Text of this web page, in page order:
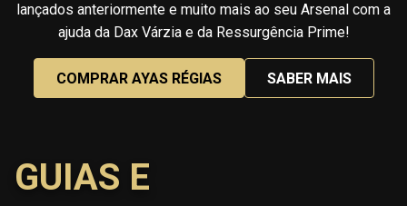
lançados anteriormente e muito mais ao seu Arsenal com a
ajuda da Dax Várzia e da Ressurgência Prime!
COMPRAR AYAS RÉGIAS SABER MAIS
GUIAS E